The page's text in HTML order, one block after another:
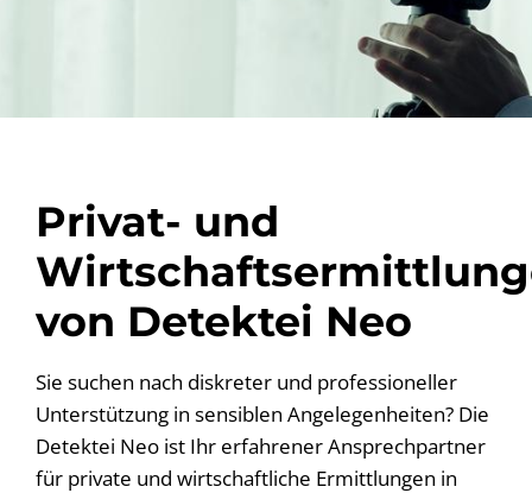
Privat- und
von Detektei Neo
Sie suchen nach diskreter und professioneller
Unterstützung in sensiblen Angelegenheiten? Die
Detektei Neo ist Ihr erfahrener Ansprechpartner
für private und wirtschaftliche Ermittlungen in